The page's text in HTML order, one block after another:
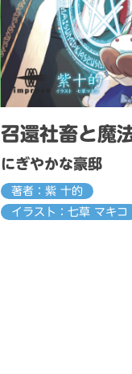
召還社畜と魔
にぎやかな豪邸
著者：紫 十的
イラスト：七草 マキコ